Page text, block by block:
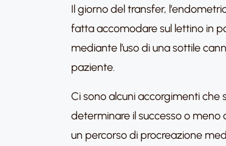
Il giorno del transfer,
fatta accomodare sul lettino in
mediante l’uso di una sottile
paziente.
Ci sono alcuni accorgimenti
determinare il successo o
un percorso di procreazione